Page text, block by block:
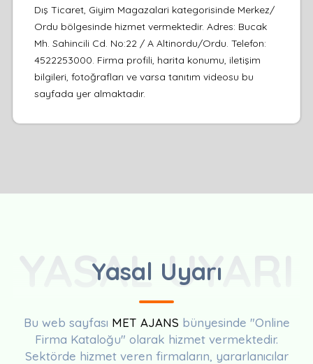
Dış Ticaret, Giyim Magazalari kategorisinde Merkez/
Ordu bölgesinde hizmet vermektedir. Adres: Bucak
Mh. Sahincili Cd. No:22 / A Altinordu/Ordu. Telefon:
4522253000. Firma profili, harita konumu, iletişim
bilgileri, fotoğrafları ve varsa tanıtım videosu bu
sayfada yer almaktadır.
Yasal Uyarı
YASAL UYARI
Bu web sayfası MET AJANS bünyesinde "Online
Firma Kataloğu" olarak hizmet vermektedir.
Sektörde hizmet veren firmaların, yararlanıcılar